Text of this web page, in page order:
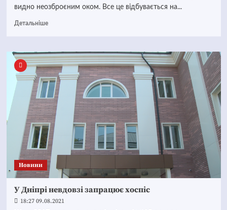
видно неозброєним оком. Все це відбувається на...
Детальніше
Новини
У Дніпрі невдовзі запрацює хоспіс
18:27 09.08.2021